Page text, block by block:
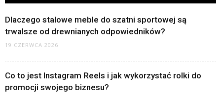
Dlaczego stalowe meble do szatni sportowej są
trwalsze od drewnianych odpowiedników?
19 CZERWCA 2026
Co to jest Instagram Reels i jak wykorzystać rolki do
promocji swojego biznesu?